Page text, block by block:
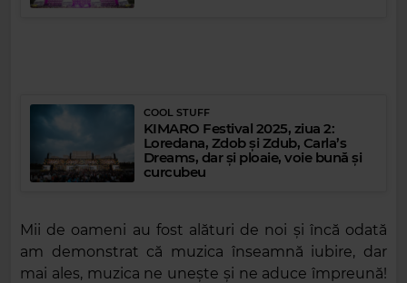
COOL STUFF
KIMARO Festival 2025, ziua 2:
Loredana, Zdob și Zdub, Carla’s
Dreams, dar și ploaie, voie bună și
curcubeu
Mii de oameni au fost alături de noi și încă odată
am demonstrat că muzica înseamnă iubire, dar
mai ales, muzica ne unește și ne aduce împreună!